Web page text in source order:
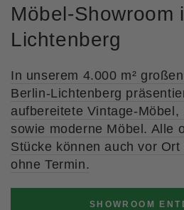
Möbel-Showroom
Lichtenberg
In unserem 4.000 m²
Berlin-Lichtenberg
aufbereitete Vintage-Möbel,
sowie moderne Möbel. Alle
Stücke können auch vor
ohne Termin.
SHOWROOM